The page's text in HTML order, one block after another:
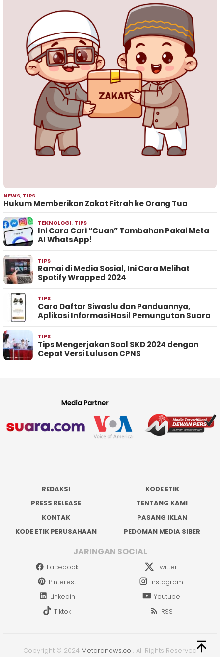
NEWS, TIPS
Hukum Memberikan Zakat Fitrah ke Orang Tua
TEKNOLOGI, TIPS
Ini Cara Cari “Cuan” Tambahan Pakai Meta
AI WhatsApp!
TIPS
Ramai di Media Sosial, Ini Cara Melihat
Spotify Wrapped 2024
TIPS
Cara Daftar Siwaslu dan Panduannya,
Aplikasi Informasi Hasil Pemungutan Suara
TIPS
Tips Mengerjakan Soal SKD 2024 dengan
Cepat Versi Lulusan CPNS
REDAKSI
KODE ETIK
PRESS RELEASE
TENTANG KAMI
KONTAK
PASANG IKLAN
KODE ETIK PERUSAHAAN
PEDOMAN MEDIA SIBER
JARINGAN SOCIAL
Facebook
Twitter
Pinterest
Instagram
Linkedin
Youtube
Tiktok
RSS
Copyright © 2024 Metaranews.co . All Rights Reserved